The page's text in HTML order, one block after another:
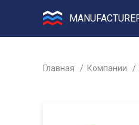
Главная Компании